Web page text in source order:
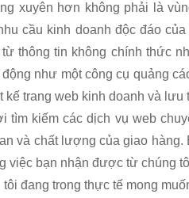
xuyên hơn không phải là
cầu kinh doanh độc đáo
thông tin không chính thức
như một công cụ quảng
kế trang web kinh doanh và lưu
kiếm các dịch vụ web
và chất lượng của giao hàng.
việc bạn nhận được từ chúng
đang trong thực tế mong